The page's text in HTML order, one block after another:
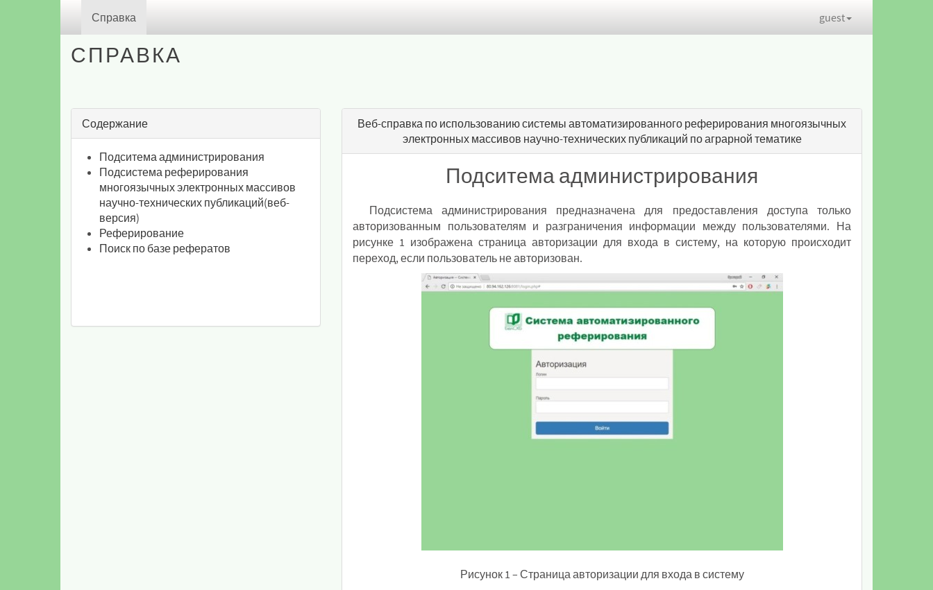
Справка guest
СПРАВКА
Содержание
Подситема администрирования
Подсистема реферирования
многоязычных электронных массивов
научно-технических публикаций(веб-
версия)
Реферирование
Поиск по базе рефератов
Веб-справка по использованию системы автоматизированного реферирования многоязычных
электронных массивов научно-технических публикаций по аграрной тематике
Подситема администрирования
Подсистема администрирования предназначена для предоставления доступа только
авторизованным пользователям и разграничения информации между пользователями. На
рисунке 1 изображена страница авторизации для входа в систему, на которую происходит
переход, если пользователь не авторизован.
Рисунок 1 – Страница авторизации для входа в систему